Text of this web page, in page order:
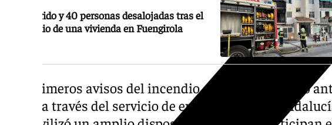
Un herido y 40 personas desalojadas tras el
incendio de una vivienda en Fuengirola
Los primeros avisos del incendio se recibieron poco
horas a través del servicio de emergencias 112